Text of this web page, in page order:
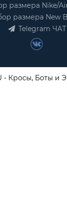
размера Nike/
размера New
Telegram ЧАТ
- Кросы, Боты и